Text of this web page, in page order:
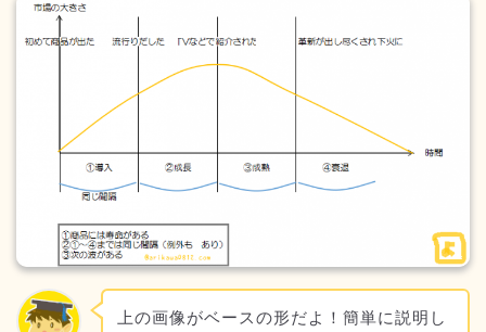
上の画像がベースの形だよ！簡単に説明し